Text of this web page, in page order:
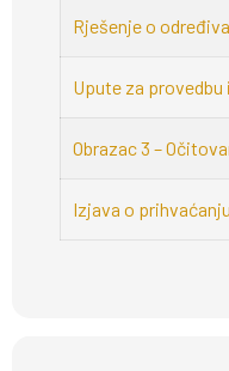
Rješenje o
Upute za
Obrazac 3 –
Izjava o